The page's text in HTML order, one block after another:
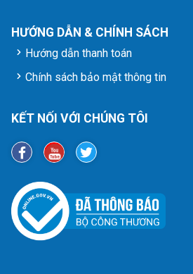
HƯỚNG DẪN & CHÍNH SÁCH
Hướng dẫn thanh toán
Chính sách bảo mật thông tin
KẾT NỐI VỚI CHÚNG TÔI